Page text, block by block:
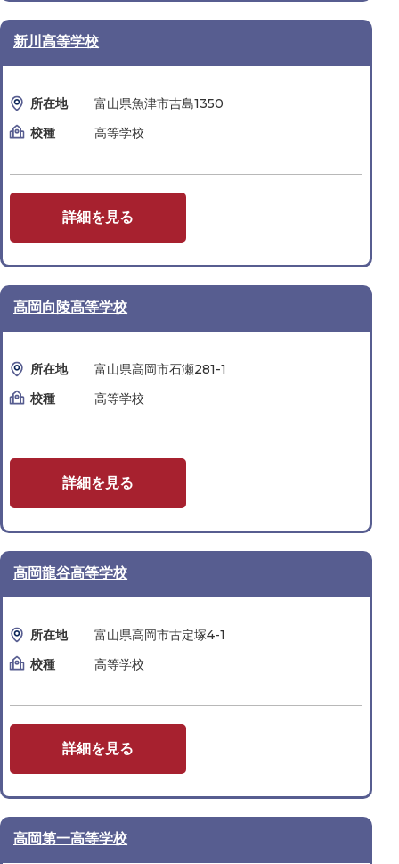
新川高等学校
所在地
富山県魚津市吉島1350
校種
高等学校
詳細を見る
高岡向陵高等学校
所在地
富山県高岡市石瀬281-1
校種
高等学校
詳細を見る
高岡龍谷高等学校
所在地
富山県高岡市古定塚4-1
校種
高等学校
詳細を見る
高岡第一高等学校